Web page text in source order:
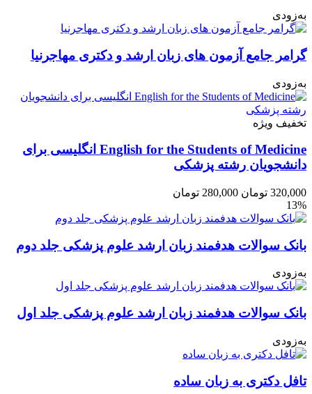
به‌زودی
گرامر جامع آزمون های زبان ارشد و دکتری مهاجرنیا
به‌زودی
تخفیف ویژه
English for the Students of Medicine انگلیسی برای
دانشجویان رشته پزشكی
320,000 تومان 280,000 تومان
13%
بانک سوالات هدفمند زبان ارشد علوم پزشکی جلد دوم
به‌زودی
بانک سوالات هدفمند زبان ارشد علوم پزشکی جلد اول
به‌زودی
تافل دکتری به زبان ساده